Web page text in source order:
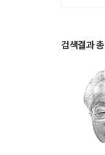
검색결과 총